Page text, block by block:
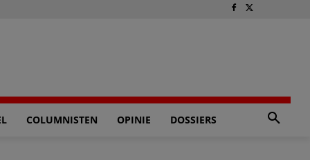
COLUMNISTEN OPINIE DOSSIERS